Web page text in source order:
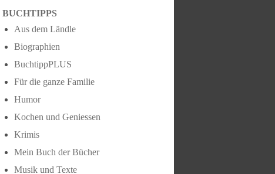
BUCHTIPPS
Aus dem Ländle
Biographien
BuchtippPLUS
Für die ganze Familie
Humor
Kochen und Geniessen
Krimis
Mein Buch der Bücher
Musik und Texte